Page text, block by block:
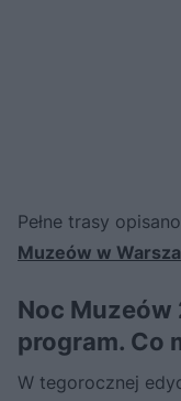
Pełne trasy opisano
Muzeów w
Noc Muzeów
program. Co
W tegorocznej